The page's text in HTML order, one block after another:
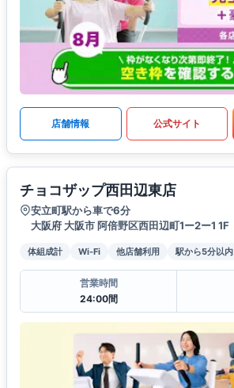
店舗情報 公式サイト
チョコザップ西田辺東店
安立町駅から車で6分
大阪府 大阪市 阿倍野区西田辺町1ー2ー1 1F
体組成計 Wi-Fi 他店舗利用 駅から5分以内
営業時間
24:00間